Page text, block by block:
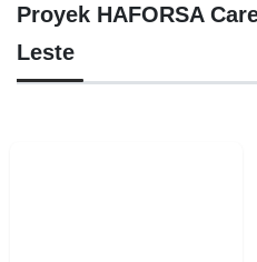
Proyek HAFORSA
Leste